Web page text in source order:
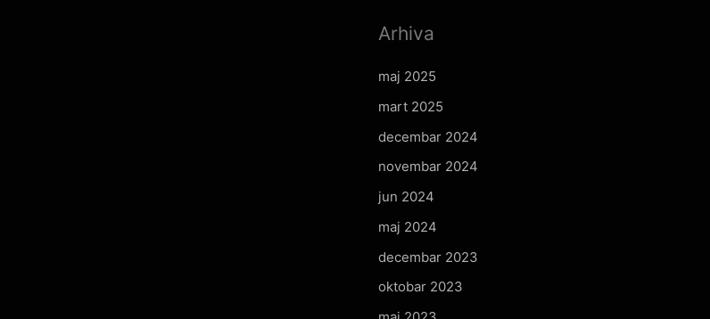
Arhiva
maj 2025
mart 2025
decembar 2024
novembar 2024
jun 2024
maj 2024
decembar 2023
oktobar 2023